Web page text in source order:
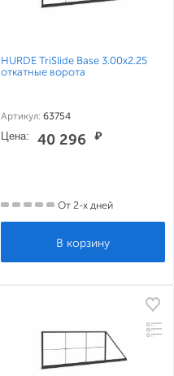
HURDE TriSlide Base 3.00x2.25
откатные ворота
Артикул: 63754
Цена: 40 296 ₽
От 2-х дней